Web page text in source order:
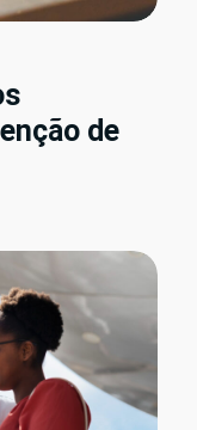
de